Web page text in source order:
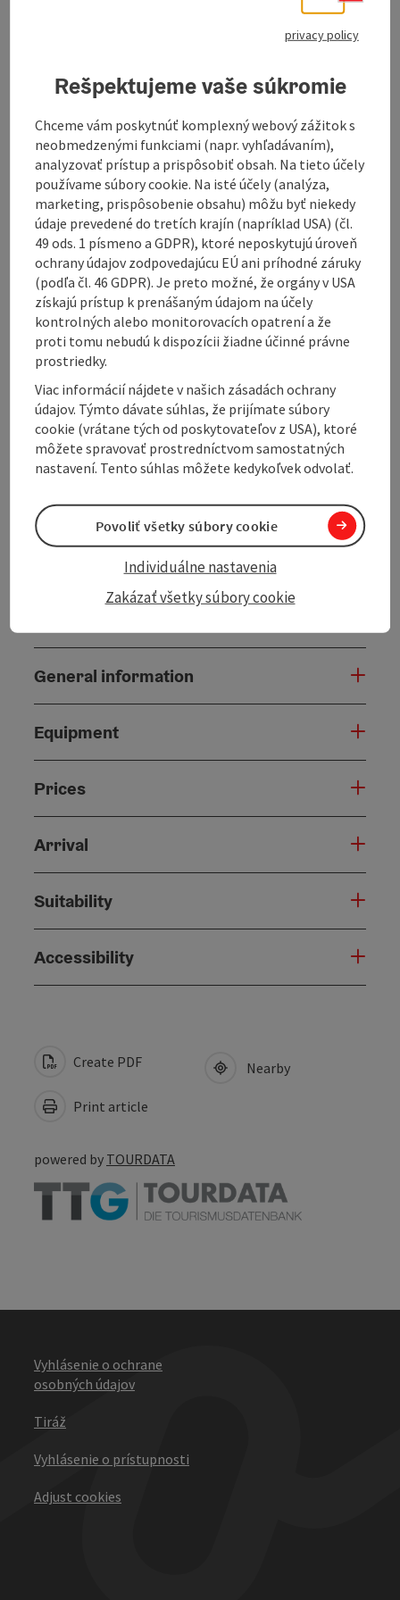
GÄSTEHAUS GUCEK
Your time-out at the Höllerersee
Hello and welcome to Gästehaus Gucek in
Haigermoos. We are a small family-run guesthouse.
Here you will find brand new rooms and holiday flats
in various sizes. Additionally we offer you:
WLAN and TV in the room
a large breakfast room with a communal
kitchen
private terraces
extra bed, cot and high chair if required
plenty of parking spaces
If you fancy a walk or a bike ride, you can start right
outside the front door.
Pure relaxation is also guaranteed by our own bathing
area at the Höllerersee, which is only about 500
metres away and can be easily reached ...
Display complete description
General information
Equipment
Prices
Arrival
Suitability
Accessibility
Create PDF
Print article
Nearby
powered by TOURDATA
Vyhlásenie o ochrane
osobných údajov
Tiráž
Vyhlásenie o prístupnosti
Adjust cookies
privacy policy
Rešpektujeme vaše súkromie
Chceme vám poskytnúť komplexný webový zážitok s
neobmedzenými funkciami (napr. vyhľadávaním),
analyzovať prístup a prispôsobiť obsah. Na tieto účely
používame súbory cookie. Na isté účely (analýza,
marketing, prispôsobenie obsahu) môžu byť niekedy
údaje prevedené do tretích krajín (napríklad USA) (čl.
49 ods. 1 písmeno a GDPR), ktoré neposkytujú úroveň
ochrany údajov zodpovedajúcu EÚ ani príhodné záruky
(podľa čl. 46 GDPR). Je preto možné, že orgány v USA
získajú prístup k prenášaným údajom na účely
kontrolných alebo monitorovacích opatrení a že
proti tomu nebudú k dispozícii žiadne účinné právne
prostriedky.
Viac informácií nájdete v našich zásadách ochrany
údajov. Týmto dávate súhlas, že prijímate súbory
cookie (vrátane tých od poskytovateľov z USA), ktoré
môžete spravovať prostredníctvom samostatných
nastavení. Tento súhlas môžete kedykoľvek odvolať.
Zakázať všetky súbory cookie
Individuálne nastavenia
Povoliť všetky súbory cookie